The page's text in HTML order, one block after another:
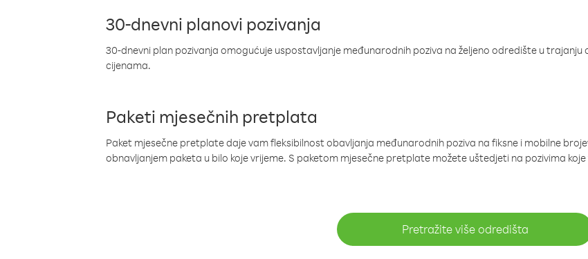
30-dnevni planovi pozivanja
30-dnevni plan pozivanja omogućuje uspostavljanje međunarodnih poziva na željeno odredište u trajanju
cijenama.
Paketi mjesečnih pretplata
Paket mjesečne pretplate daje vam fleksibilnost obavljanja međunarodnih poziva na fiksne i mobilne
obnavljanjem paketa u bilo koje vrijeme. S paketom mjesečne pretplate možete uštedjeti na pozivima
Pretražite više odredišta